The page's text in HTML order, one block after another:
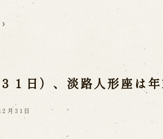
Puppet
the late Master
Awaji Ningyoza
Joruri
１日）、淡路人形座は年
月31日